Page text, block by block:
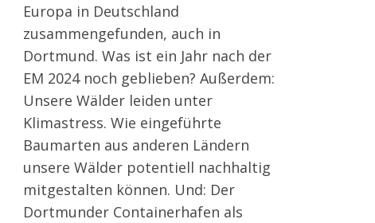
Europa in Deutschland
zusammengefunden, auch in
Dortmund. Was ist ein Jahr nach der
EM 2024 noch geblieben? Außerdem:
Unsere Wälder leiden unter
Klimastress. Wie eingeführte
Baumarten aus anderen Ländern
unsere Wälder potentiell nachhaltig
mitgestalten können. Und: Der
Dortmunder Containerhafen als